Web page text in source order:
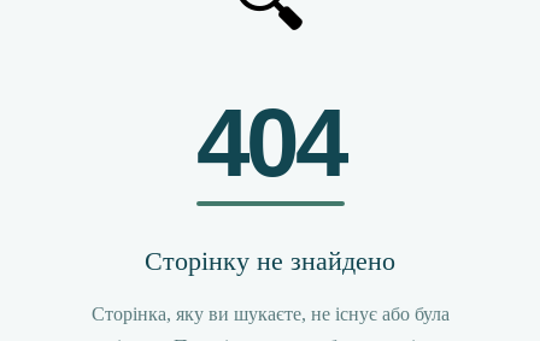
404
Сторінку не знайдено
Сторінка, яку ви шукаєте, не існує або була